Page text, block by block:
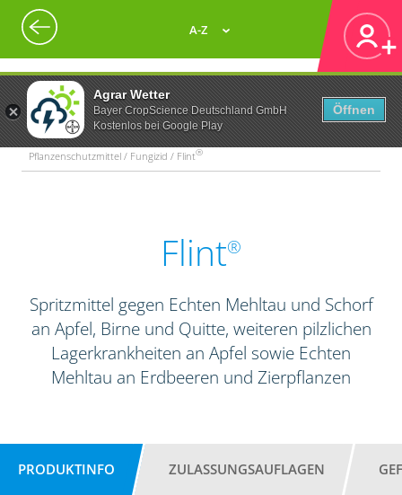
Agrar Wetter
Bayer CropScience Deutschland GmbH
Kostenlos bei Google Play
Öffnen
A-Z
Pflanzenschutzmittel / Fungizid / Flint®
Flint®
Spritzmittel gegen Echten Mehltau und Schorf
an Apfel, Birne und Quitte, weiteren pilzlichen
Lagerkrankheiten an Apfel sowie Echten
Mehltau an Erdbeeren und Zierpflanzen
PRODUKTINFO ZULASSUNGSAUFLAGEN